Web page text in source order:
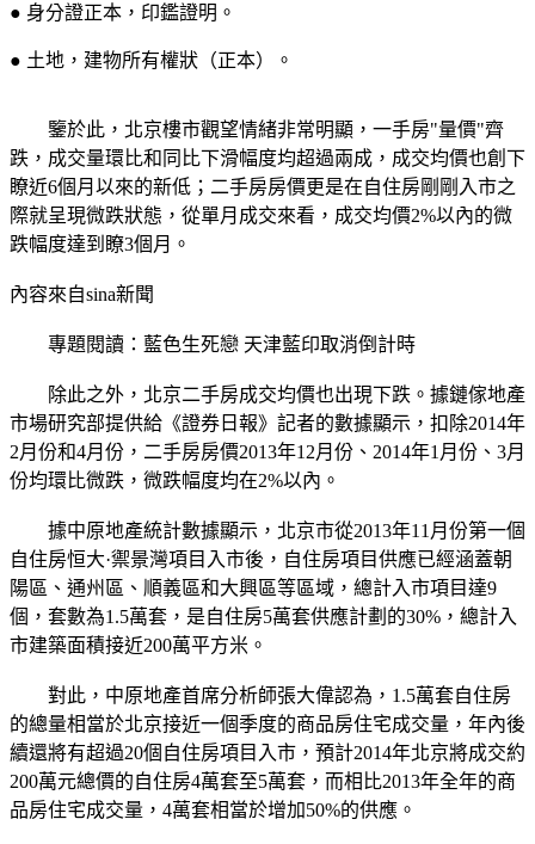
● 身分證正本，印鑑證明。
● 土地，建物所有權狀（正本）。
鑒於此，北京樓市觀望情緒非常明顯，一手房"量價"齊
跌，成交量環比和同比下滑幅度均超過兩成，成交均價也創下
瞭近6個月以來的新低；二手房房價更是在自住房剛剛入市之
際就呈現微跌狀態，從單月成交來看，成交均價2%以內的微
跌幅度達到瞭3個月。
內容來自sina新聞
專題閱讀：藍色生死戀 天津藍印取消倒計時
除此之外，北京二手房成交均價也出現下跌。據鏈傢地產
市場研究部提供給《證券日報》記者的數據顯示，扣除2014年
2月份和4月份，二手房房價2013年12月份、2014年1月份、3月
份均環比微跌，微跌幅度均在2%以內。
據中原地產統計數據顯示，北京市從2013年11月份第一個
自住房恒大·禦景灣項目入市後，自住房項目供應已經涵蓋朝
陽區、通州區、順義區和大興區等區域，總計入市項目達9
個，套數為1.5萬套，是自住房5萬套供應計劃的30%，總計入
市建築面積接近200萬平方米。
對此，中原地產首席分析師張大偉認為，1.5萬套自住房
的總量相當於北京接近一個季度的商品房住宅成交量，年內後
續還將有超過20個自住房項目入市，預計2014年北京將成交約
200萬元總價的自住房4萬套至5萬套，而相比2013年全年的商
品房住宅成交量，4萬套相當於增加50%的供應。